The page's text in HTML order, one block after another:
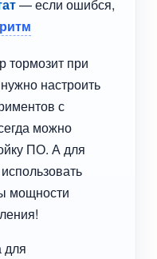
— если ошибся,
тормозит при
настроить
с
можно
ПО. А для
мощности
для